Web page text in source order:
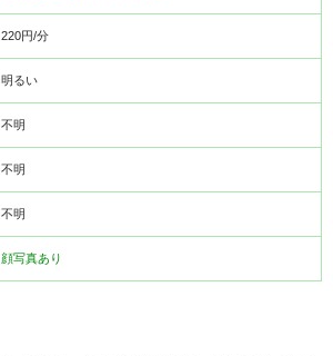
220円/分
明るい
不明
不明
不明
顔写真あり